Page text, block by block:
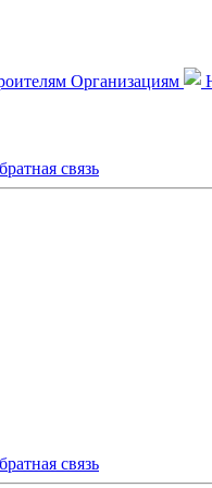
Организациям
связь
связь